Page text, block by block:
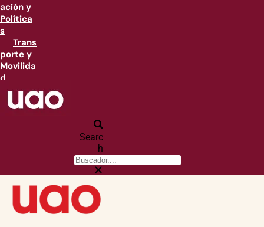
ación y
Política
s
Trans
porte y
Movilida
d
Searc
h